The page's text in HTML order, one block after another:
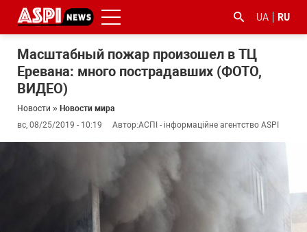
UA RU
Масштабный пожар произошел в ТЦ
Еревана: много пострадавших (ФОТО,
ВИДЕО)
Новости » Новости мира
вс, 08/25/2019 - 10:19
Автор:АСПІ - інформаційне агентство ASPI
корупцією
#Киев